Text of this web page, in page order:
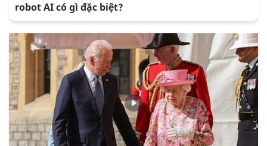
robot AI có gì đặc biệt?